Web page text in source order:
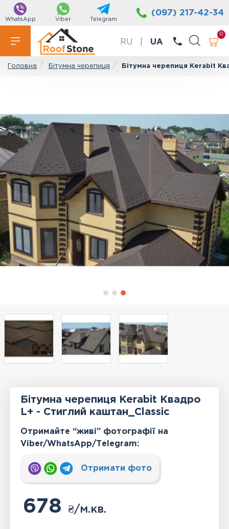
WhatsApp Viber Telegram
(097) 217-42-34
RU UA
0
Головна Бітумна черепиця Бітумна черепиця Kerabit
Бітумна черепиця Kerabit Квадро
L+ - Стиглий каштан_Classic
Отримайте “живі” фотографії на
Viber/WhatsApp/Тelegram:
Отримати фото
678₴/м.кв.